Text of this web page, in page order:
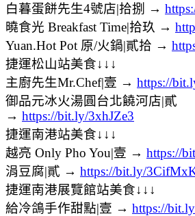
白暮蛋餅先生4號店|拾捌 →
曉食光 Breakfast Time|拾玖 →
Yuan.Hot Pot 原/火鍋|貳拾 →
捷運松山站美食↓↓↓
主廚先生Mr.Chef|壹 → https://
御品元冰火湯圓台北饒河店|貳
→ https://bit.ly/3xhJZe3
捷運南港站美食↓↓↓
越亮 Only Pho You|壹 → https://
涓豆腐|貳 → https://bit.ly/
捷運南港展覽館站美食↓↓↓
給冷鴿手作甜點|壹 → https://